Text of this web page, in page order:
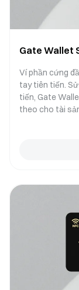
Gate Wallet
Ví phần cứng
tay tiên tiến.
tiến, Gate
theo cho tài